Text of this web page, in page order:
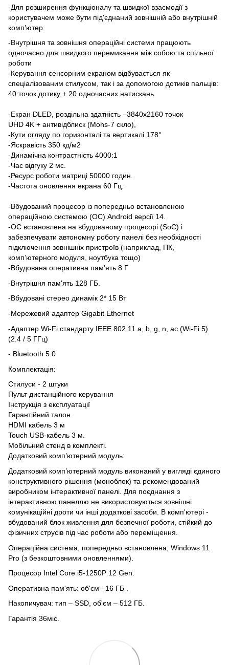
-Для розширення функціоналу та швидкої взаємодії з
користувачем може бути під'єднаний зовнішній або внутрішній
комп’ютер.
-Внутрішня та зовнішня операційні системи працюють
одночасно для швидкого перемикання між собою та спільної
роботи
-Керування сенсорним екраном відбувається як
спеціалізованим стилусом, так і за допомогою дотиків пальців:
40 точок дотику + 20 одночасних натискань.
-Екран DLED, роздільна здатність –3840х2160 точок
UHD 4K + антивідблиск (Mohs-7 скло),
-Кути огляду по горизонталі та вертикалі 178°
-Яскравість 350 кд/м2
-Динамічна контрастність 4000:1
-Час відгуку 2 мс.
-Ресурс роботи матриці 50000 годин.
-Частота оновлення екрана 60 Гц.
-Вбудований процесор із попередньо встановленою
операційною системою (ОС) Android версії 14.
-ОС встановлена на вбудованому процесорі (SoC) і
забезпечувати автономну роботу панелі без необхідності
підключення зовнішніх пристроїв (наприклад, ПК,
комп’ютерного модуля, ноутбука тощо)
-Вбудована оперативна пам'ять 8 Г
-Внутрішня пам'ять 128 ГБ.
-Вбудовані стерео динамік 2* 15 Вт
-Мережевий адаптер Gigabit Ethernet
-Адаптер Wi-Fi стандарту IEEE 802.11 a, b, g, n, ac (Wi-Fi 5)
(2.4 / 5 ГГц)
- Bluetooth 5.0
Комплектація:
Стилуси - 2 штуки
Пульт дистанційного керування
Інструкція з експлуатації
Гарантійний талон
HDMI кабель 3 м
Touch USB-кабель 3 м.
Мобільний стенд в комплекті.
Додатковий комп’ютерний модуль:
Додатковий комп’ютерний модуль виконаний у вигляді єдиного
конструктивного рішення (моноблок) та рекомендований
виробником інтерактивної панелі. Для поєднання з
інтерактивною панеллю не використовуються зовнішні
комунікаційні дроти чи інші додаткові засоби. В комп'ютері -
вбудований блок живлення для безпечної роботи, стійкий до
фізичних струсів під час роботи або переміщення.
Операційна система, попередньо встановлена, Windows 11
Pro (з безкоштовними оновленнями).
Процесор Intel Core i5-1250P 12 Gen.
Оперативна пам'ять: об'єм –16 ГБ .
Накопичувач: тип – SSD, об'єм – 512 ГБ.
Гарантія 36міс.